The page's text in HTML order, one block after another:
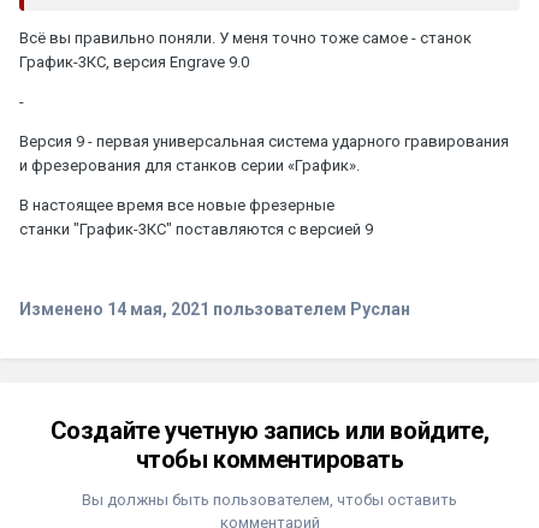
Всё вы правильно поняли. У меня точно тоже самое - станок
График-3КС, версия Engrave 9.0
-
Версия 9 - первая универсальная система ударного гравирования
и фрезерования для станков серии «График».
В настоящее время все новые фрезерные
станки "График-3КС" поставляются с версией 9
Изменено 14 мая, 2021 пользователем Руслан
Создайте учетную запись или войдите,
чтобы комментировать
Вы должны быть пользователем, чтобы оставить
комментарий